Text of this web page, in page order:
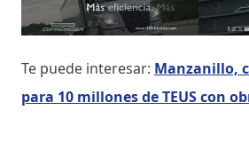
Te puede interesar: Manzanillo,
para 10 millones de TEUS con